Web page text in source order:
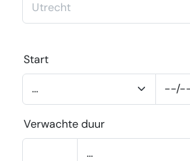
Start
Verwachte duur